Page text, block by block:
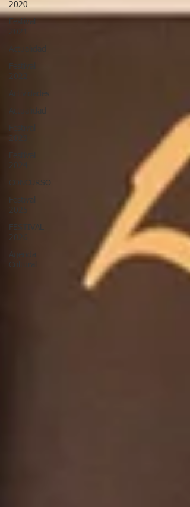
2020
Festival
Festival
2022
Actividades
Actualidad
Festival
2024
CONCURSO
Festival
2025
FESTIVAL
2026
Agenda
Cultural